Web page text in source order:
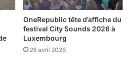
OneRepublic tête d’affiche du
festival City Sounds 2026 à
Luxembourg
28 avril 2026